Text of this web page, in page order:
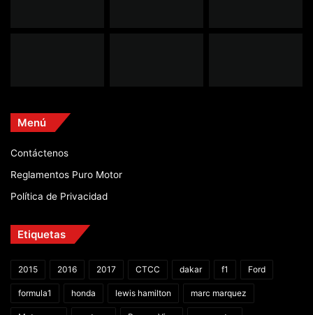
Menú
Contáctenos
Reglamentos Puro Motor
Política de Privacidad
Etiquetas
2015 2016 2017 CTCC dakar f1 Ford
formula1 honda lewis hamilton marc marquez